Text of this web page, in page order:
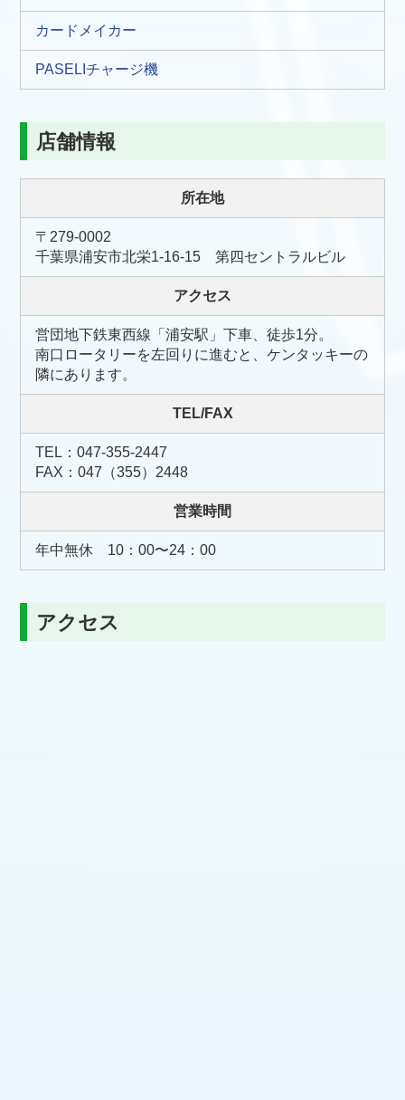
カードメイカー
PASELIチャージ機
店舗情報
所在地
〒279-0002
千葉県浦安市北栄1-16-15 第四セントラルビル
アクセス
営団地下鉄東西線「浦安駅」下車、徒歩1分。
南口ロータリーを左回りに進むと、ケンタッキーの
隣にあります。
TEL/FAX
TEL：047-355-2447
FAX：047（355）2448
営業時間
年中無休 10：00〜24：00
アクセス